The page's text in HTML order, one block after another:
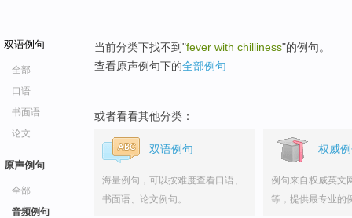
双语例句
全部
口语
书面语
论文
原声例句
全部
音频例句
当前分类下找不到"fever with chilliness"的例句。
查看原声例句下的全部例句
或者看看其他分类：
双语例句
海量例句，可以按难度查看口语、
书面语、论文例句。
权威
例句来自权威英文
等，提供最专业的